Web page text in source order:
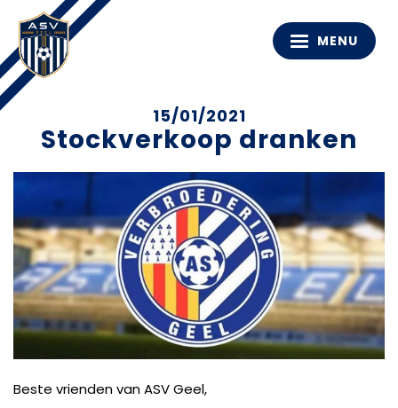
MENU
15/01/2021
Stockverkoop dranken
Beste vrienden van ASV Geel,